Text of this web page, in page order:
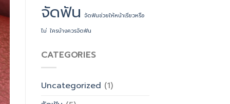
จัดฟัน จัดฟันช่วยให้หน้าเรียวหรือ
ไม่ ใครบ้างควรจัดฟัน
CATEGORIES
Uncategorized (1)